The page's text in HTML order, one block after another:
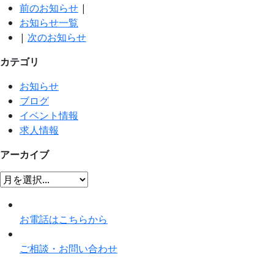
前のお知らせ |
お知らせ一覧
| 次のお知らせ
カテゴリ
お知らせ
ブログ
イベント情報
求人情報
アーカイブ
お電話はこちらから
ご相談・お問い合わせ